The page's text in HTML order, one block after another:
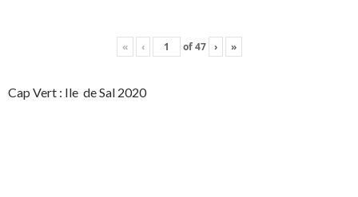
« ‹ of47 › »
Cap Vert : Ile de Sal 2020